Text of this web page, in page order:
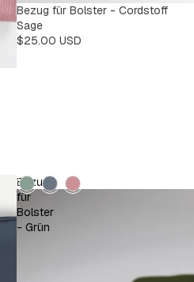
Bezug für Bolster - Cordstoff
Sage
$25.00 USD
Kleur
Bezug
für
Bolster
- Grün